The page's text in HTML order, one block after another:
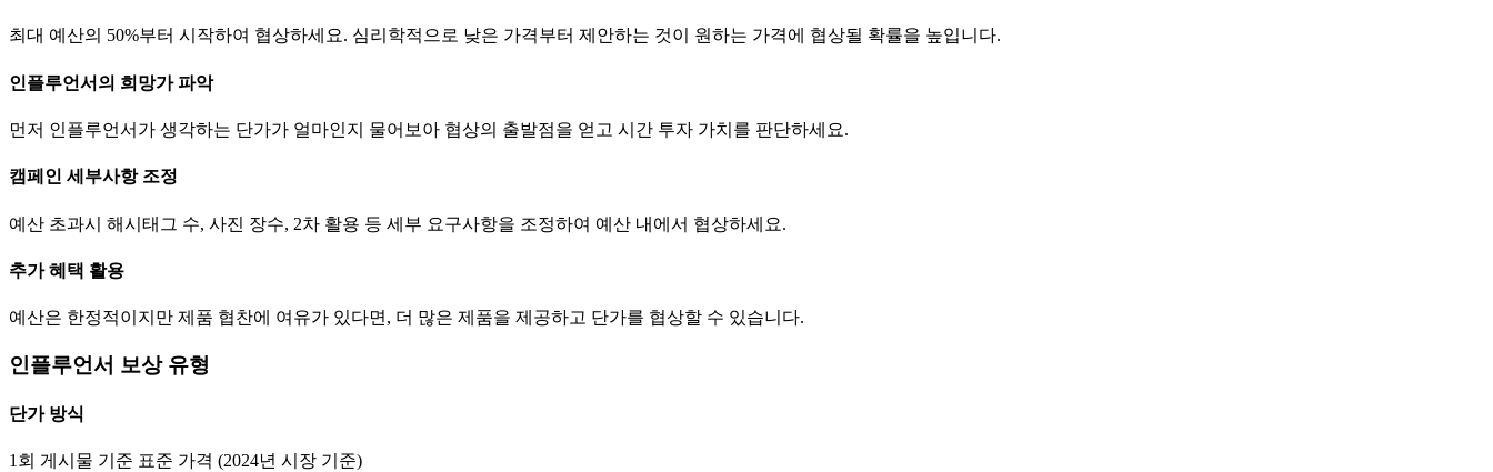
최대 예산의 50%부터 시작하여 협상하세요. 심리학적으로 낮은 가격부터 제안하는 것이 원하는 가격에 협상될 확률을 높입니다.
인플루언서의 희망가 파악
먼저 인플루언서가 생각하는 단가가 얼마인지 물어보아 협상의 출발점을 얻고 시간 투자 가치를 판단하세요.
캠페인 세부사항 조정
예산 초과시 해시태그 수, 사진 장수, 2차 활용 등 세부 요구사항을 조정하여 예산 내에서 협상하세요.
추가 혜택 활용
예산은 한정적이지만 제품 협찬에 여유가 있다면, 더 많은 제품을 제공하고 단가를 협상할 수 있습니다.
인플루언서 보상 유형
단가방식
1회 게시물 기준 표준 가격 (2024년 시장 기준)